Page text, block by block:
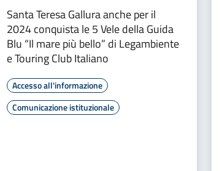
Santa Teresa Gallura anche per il
2024 conquista le 5 Vele della Guida
Blu “Il mare più bello” di Legambiente
e Touring Club Italiano
Accesso all'informazione
Comunicazione istituzionale